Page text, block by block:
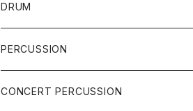
DRUM
DRUM SET
YAMAHA
SNARE
PERCUSSION
CAJON
CONCERT PERCUSSION